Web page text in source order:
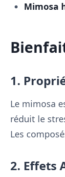
Mimosa
1.
Le mimosa
réduit le
Les
2. Effets